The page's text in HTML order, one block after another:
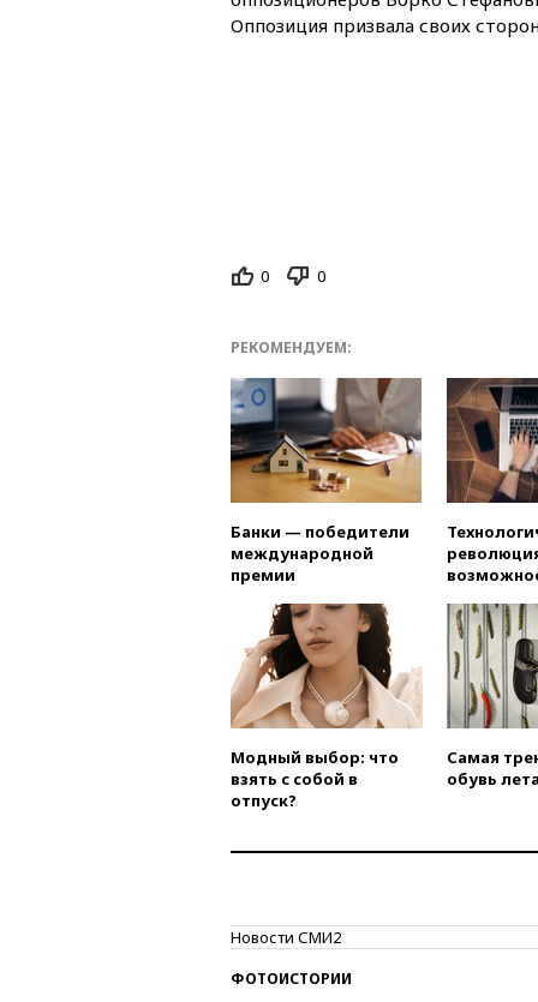
Оппозиция призвала своих
0 0
РЕКОМЕНДУЕМ:
Банки — победители
международной
премии
Модный выбор: что
взять с собой в
отпуск?
Самая
обувь
Новости СМИ2
ФОТОИСТОРИИ